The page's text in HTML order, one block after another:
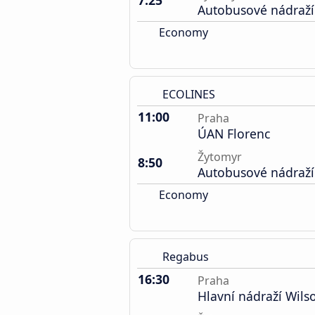
Autobusové nádraží
Economy
ECOLINES
11:00 Praha
ÚAN Florenc
8:50
Žytomyr
Autobusové nádraží
Economy
Regabus
16:30 Praha
Hlavní nádraží